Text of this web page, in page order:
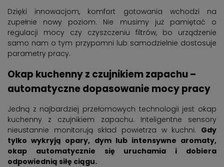
Dzięki innowacjom, komfort gotowania wchodzi na
zupełnie nowy poziom. Nie musimy już pamiętać o
regulacji mocy czy czyszczeniu filtrów, bo urządzenie
samo nam o tym przypomni lub samodzielnie dostosuje
parametry pracy.
Okap kuchenny z czujnikiem zapachu –
automatyczne dopasowanie mocy pracy
Jedną z najbardziej przełomowych technologii jest okap
kuchenny z czujnikiem zapachu. Inteligentne sensory
nieustannie monitorują skład powietrza w kuchni. Gdy
tylko wykryją opary, dym lub intensywne aromaty,
okap automatycznie się uruchamia i dobiera
odpowiednią siłę ciągu.